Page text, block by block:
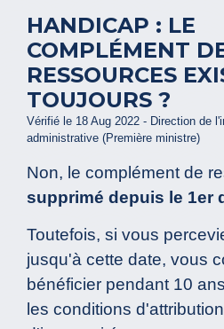
HANDICAP : LE
COMPLÉMENT
RESSOURCES
TOUJOURS ?
Vérifié le 18 Aug 2022 - Direction de
administrative (Première ministre)
Non, le complément de
supprimé depuis le 1er
Toutefois, si vous
jusqu'à cette date, vous
bénéficier pendant 10
les conditions